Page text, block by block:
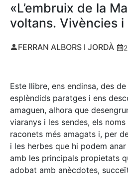
«L’embruix de la
voltans. Vivències i
FERRAN ALBORS I JORDÀ
Este llibre, ens endinsa, des
esplèndids paratges i ens
amaguen, alhora que
viaranys i les sendes, els
raconets més amagats i, per
i les herbes que hi podem
amb les principals propietats
adobat amb anècdotes,